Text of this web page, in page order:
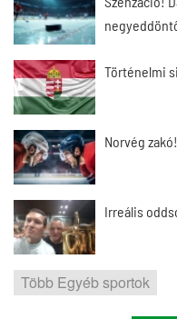
Történelmi
Norvég
Irreális
Több Egyéb sportok